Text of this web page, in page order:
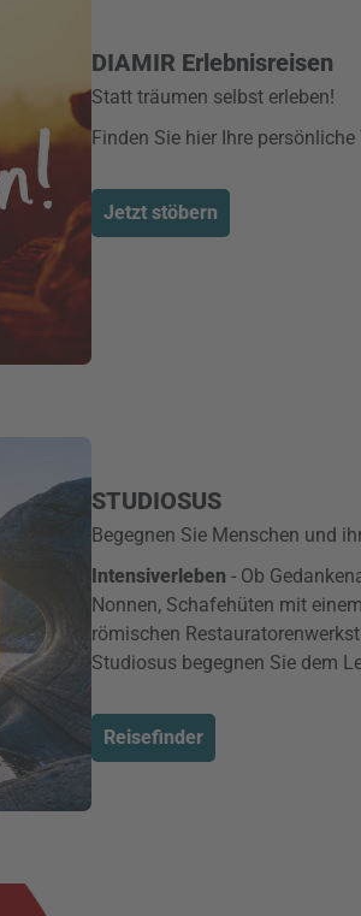
DIAMIR Erlebnisreisen
Statt träumen selbst erleben!
Finden Sie hier Ihre
Jetzt stöbern
STUDIOSUS
Begegnen Sie Menschen und
Intensiver leben - Ob
Nonnen, Schafehüten mit
römischen
Studiosus begegnen Sie dem
Reisefinder